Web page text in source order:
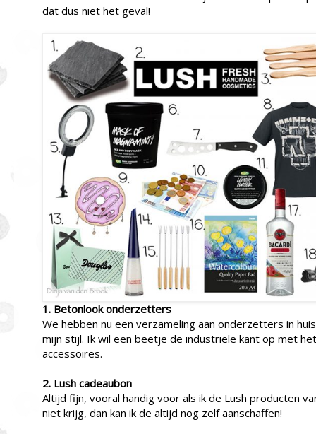
dat dus niet het geval!
1. Betonlook onderzetters
We hebben nu een verzameling aan onderzetters in
mijn stijl. Ik wil een beetje de industriële kant op met
accessoires.
2. Lush cadeaubon
Altijd fijn, vooral handig voor als ik de Lush producten
niet krijg, dan kan ik de altijd nog zelf aanschaffen!